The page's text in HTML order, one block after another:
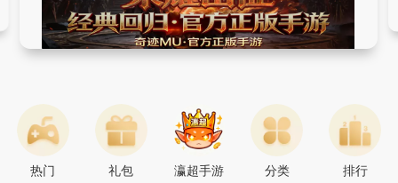
重回布拉齐恩大陆，一同探寻不火帝王的起源!
热门 礼包 瀛超手游 分类 排行